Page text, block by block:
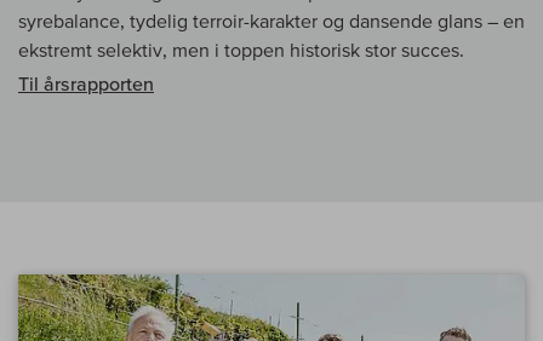
syrebalance, tydelig terroir-karakter og dansende glans – en
ekstremt selektiv, men i toppen historisk stor succes.
Til årsrapporten